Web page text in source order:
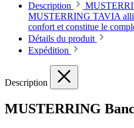
Description
MUSTERRING TAVIA
confort et constitue le
Détails du produit
Expédition
Description
MUSTERRING